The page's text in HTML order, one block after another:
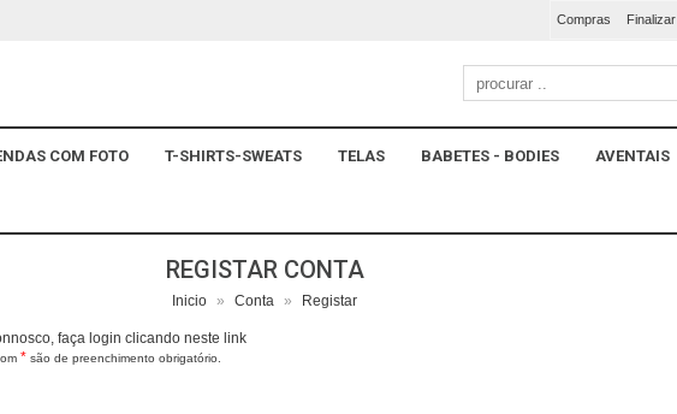
Compras Finalizar
COM FOTO T-SHIRTS-SWEATS TELAS BABETES - BODIES AVENTAIS
REGISTAR CONTA
Inicio » Conta » Registar
faça login clicando neste link
* são de preenchimento obrigatório.